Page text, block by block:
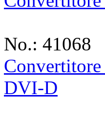
No.: 41068
DVI-D